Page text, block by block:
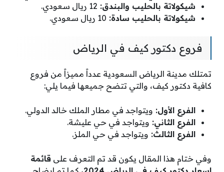
شيكولاتة بالحليب والبندق: 12 ريال سعودي.
شيكولاتة بالحليب سادة: 10 ريال سعودي.
فروع دكتور كيف في الرياض
تمتلك مدينة الرياض السعودية عدداً مميزاً من فروع
كافية دكتور كيف، والتي تتضح جميعها فيما يلي:
الفرع الأول: ويتواجد في مطار الملك خالد الدولي.
الفرع الثاني: ويتواجد في حي عليشة.
الفرع الثالث: ويتواجد في حي الملز.
وفي ختام هذا المقال يكون قد تم التعرف على قائمة